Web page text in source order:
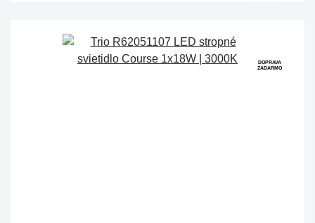
DOPRAVA
ZADARMO